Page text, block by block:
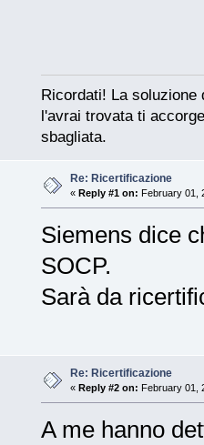
Ricordati! La
l'avrai trovata ti
sbagliata.
Re: Ricertificazione
« Reply #1 on: February 01,
Siemens dice
SOCP.
Sarà da
Re: Ricertificazione
« Reply #2 on: February 01,
A me hanno